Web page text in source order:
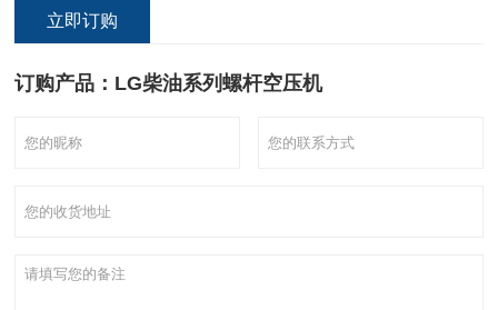
立即订购
订购产品：LG柴油系列螺杆空压机